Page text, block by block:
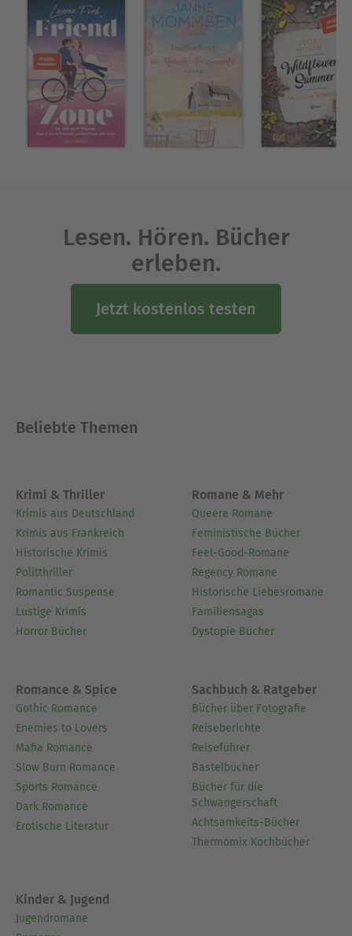
Lesen. Hören. Bücher
erleben.
Jetzt kostenlos testen
Beliebte Themen
Krimi & Thriller
Krimis aus Deutschland
Krimis aus Frankreich
Historische Krimis
Politthriller
Romantic Suspense
Lustige Krimis
Horror Bücher
Romane & Mehr
Queere Romane
Feministische Bücher
Feel-Good-Romane
Regency Romane
Historische Liebesromane
Familiensagas
Dystopie Bücher
Romance & Spice
Gothic Romance
Enemies to Lovers
Mafia Romance
Slow Burn Romance
Sports Romance
Dark Romance
Erotische Literatur
Sachbuch & Ratgeber
Bücher über Fotografie
Reiseberichte
Reiseführer
Bastelbücher
Bücher für die
Schwangerschaft
Achtsamkeits-Bücher
Thermomix Kochbücher
Kinder & Jugend
Jugendromane